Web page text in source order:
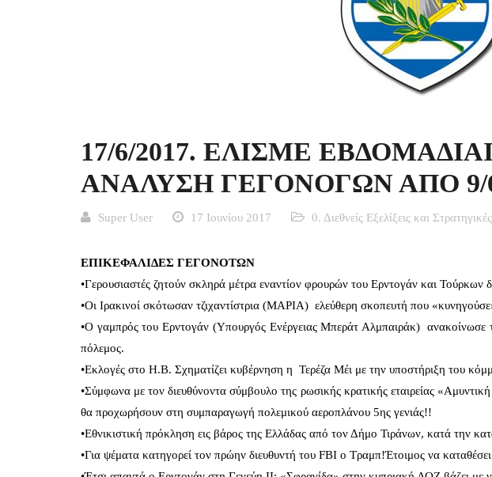
17/6/2017. ΕΛΙΣΜΕ
ΑΝΑΛΥΣΗ ΓΕΓΟΝΟΓΩΝ ΑΠΟ 9/
Super User 17 Ιουνίου 2017 0. Διεθνείς Εξελίξεις και
ΕΠΙΚΕΦΑΛΙΔΕΣ ΓΕΓΟΝΟΤΩΝ
•Γερουσιαστές ζητούν σκληρά μέτρα εναντίον φρουρών του Ερντογάν και Τούρκων
•Οι Ιρακινοί σκότωσαν τζιχαντίστρια (ΜΑΡΙΑ) ελεύθερη σκοπευτή που
•Ο γαμπρός του Ερντογάν (Υπουργός Ενέργειας Μπεράτ Αλμπαιράκ) ανακοίνωσε
πόλεμος.
•Εκλογές στο Η.Β. Σχηματίζει κυβέρνηση η Τερέζα Μέι με την υποστήριξη του
•Σύμφωνα με τον διευθύνοντα σύμβουλο της ρωσικής κρατικής εταιρείας
θα προχωρήσουν στη συμπαραγωγή πολεμικού αεροπλάνου 5ης γενιάς!!
•Εθνικιστική πρόκληση εις βάρος της Ελλάδας από τον Δήμο Τιράνων, κατά την
•Για ψέματα κατηγορεί τον πρώην διευθυντή του FBI ο Τραμπ!Έτοιμος να